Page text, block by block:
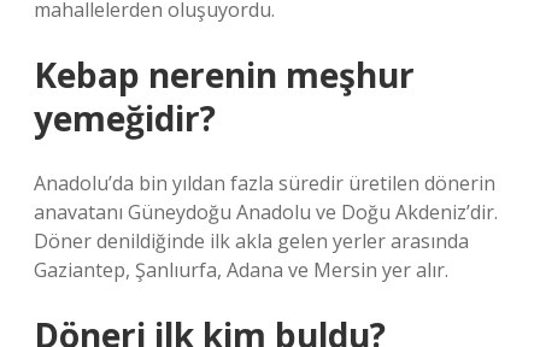
mahallelerden oluşuyordu.
Kebap nerenin meşhur
yemeğidir?
Anadolu’da bin yıldan fazla süredir üretilen dönerin
anavatanı Güneydoğu Anadolu ve Doğu Akdeniz’dir.
Döner denildiğinde ilk akla gelen yerler arasında
Gaziantep, Şanlıurfa, Adana ve Mersin yer alır.
Döneri ilk kim buldu?